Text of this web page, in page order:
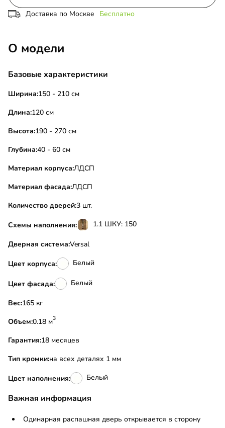
Доставка по Москве Бесплатно
О модели
Базовые характеристики
Ширина:150 - 210 см
Длина:120 см
Высота:190 - 270 см
Глубина:40 - 60 см
Материал корпуса:ЛДСП
Материал фасада:ЛДСП
Количество дверей:3 шт.
Схемы наполнения: 1.1 ШКУ: 150
Дверная система:Versal
Цвет корпуса: Белый
Цвет фасада: Белый
Вес:
165 кг
Объем:
0.18 м3
Гарантия:18 месяцев
Тип кромки:на всех деталях 1 мм
Цвет наполнения: Белый
Важная информация
Одинарная распашная дверь открывается в сторону